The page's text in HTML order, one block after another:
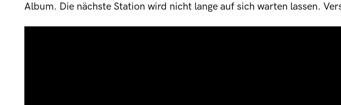
Album. Die nächste Station wird nicht lange auf sich warten lassen.